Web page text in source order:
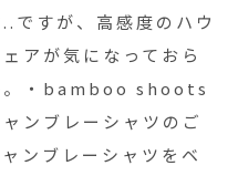
りを感じます。・ニ
相性抜群なので、今
取り入れやすいと思
ですが、高感度のハウ
アが気になっておら
。・bamboo shoots
ンブレーシャツのご
ンブレーシャツをベ